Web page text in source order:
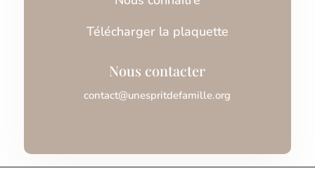
Télécharger la plaquette
Nous contacter
contact@unespritdefamille.org